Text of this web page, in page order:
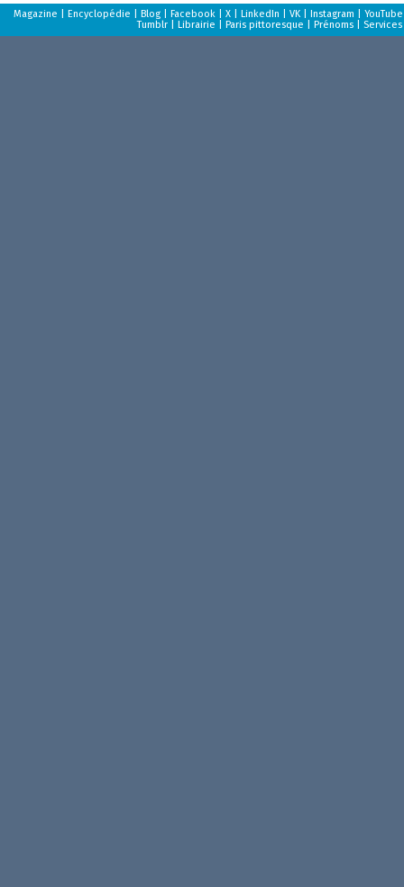
Magazine |Encyclopédie |Blog |Facebook |X |LinkedIn |VK |Instagram |YouTube
Tumblr |Librairie |Paris pittoresque |Prénoms Services